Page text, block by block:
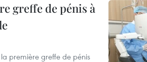
greffe de pénis à
première greffe de pénis